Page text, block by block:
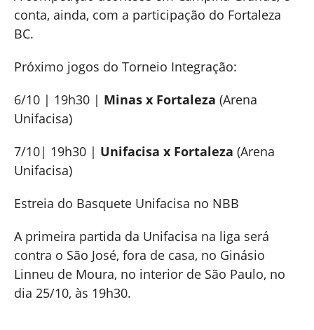
conta, ainda, com a participação do Fortaleza
BC.
Próximo jogos do Torneio Integração:
6/10 | 19h30 | Minas x Fortaleza (Arena
Unifacisa)
7/10| 19h30 | Unifacisa x Fortaleza (Arena
Unifacisa)
Estreia do Basquete Unifacisa no NBB
A primeira partida da Unifacisa na liga será
contra o São José, fora de casa, no Ginásio
Linneu de Moura, no interior de São Paulo, no
dia 25/10, às 19h30.